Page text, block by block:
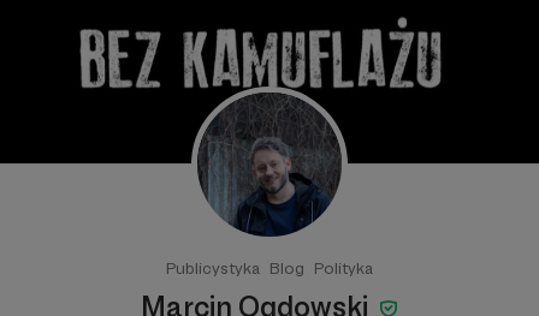
Publicystyka Blog Polityka
Marcin Ogdowski